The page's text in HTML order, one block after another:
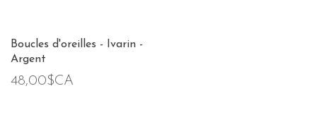
Boucles d'oreilles - Ivarin -
Argent
48,00$CA